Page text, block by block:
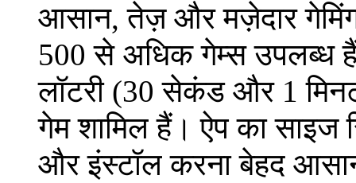
आसान, तेज़ और मज़ेदार
500 से अधिक गेम्स उपलब्ध
लॉटरी (30 सेकंड और 1
गेम शामिल हैं। ऐप का
और इंस्टॉल करना बेहद